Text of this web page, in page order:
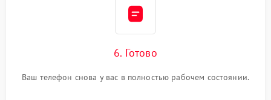
6. Готово
Ваш телефон снова у вас в полностью рабочем состоянии.